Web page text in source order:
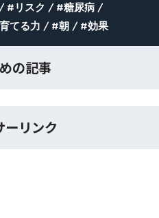
リスク
糖尿病
育てる力 朝 効果
の記事
ーリンク